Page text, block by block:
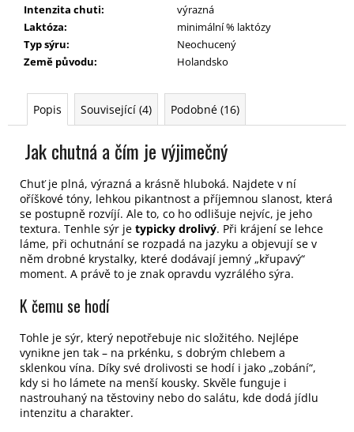
Intenzita chuti:
výrazná
Laktóza:
minimální % laktózy
Typ sýru:
Neochucený
Země původu: Holandsko
Popis Související (4) Podobné (16)
Jak chutná a čím je výjimečný
Chuť je plná, výrazná a krásně hluboká. Najdete v ní
oříškové tóny, lehkou pikantnost a příjemnou slanost, která
se postupně rozvíjí. Ale to, co ho odlišuje nejvíc, je jeho
textura. Tenhle sýr je typicky drolivý. Při krájení se lehce
láme, při ochutnání se rozpadá na jazyku a objevují se v
něm drobné krystalky, které dodávají jemný „křupavý“
moment. A právě to je znak opravdu vyzrálého sýra.
K čemu se hodí
Tohle je sýr, který nepotřebuje nic složitého. Nejlépe
vynikne jen tak – na prkénku, s dobrým chlebem a
sklenkou vína. Díky své drolivosti se hodí i jako „zobání“,
kdy si ho lámete na menší kousky. Skvěle funguje i
nastrouhaný na těstoviny nebo do salátu, kde dodá jídlu
intenzitu a charakter.